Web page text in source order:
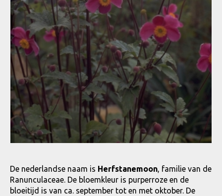
De nederlandse naam is Herfstanemoon, familie van de
Ranunculaceae. De bloemkleur is purperroze en de
bloeitijd is van ca. september tot en met oktober. De